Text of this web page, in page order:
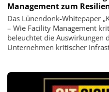
Management zum
Das Lünendonk-Whitepaper
– Wie Facility Management
beleuchtet die Auswirkungen
Unternehmen kritischer